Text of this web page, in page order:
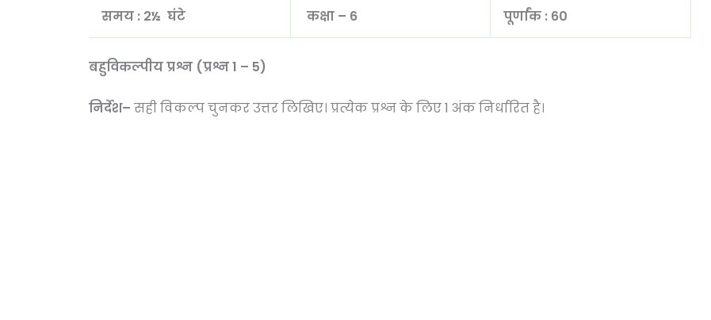
समय : 2½ घंटे कक्षा – 6 पूर्णांक : 60
बहुविकल्पीय प्रश्न (प्रश्न1 – 5)
निर्देश– सही विकल्प चुनकर उत्तर लिखिए। प्रत्येक प्रश्न के लिए 1 अंक निर्धारित है।